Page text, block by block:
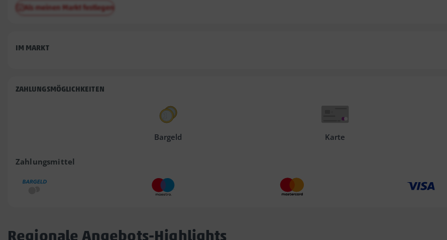
Als meinen Markt festlegen
IM MARKT
ZAHLUNGSMÖGLICHKEITEN
Bargeld Karte
Zahlungsmittel
Regionale Angebots-Highlights